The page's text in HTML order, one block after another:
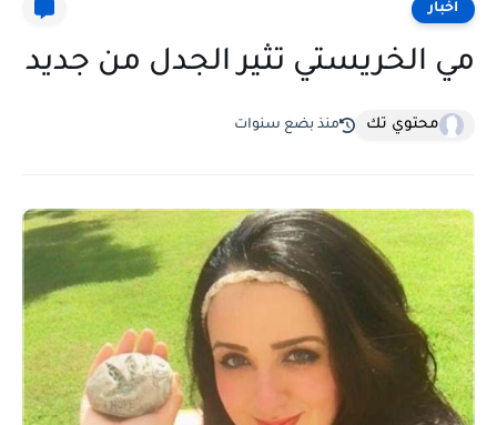
اخبار
مي الخريستي تثير الجدل من جديد
محتوي تك منذ بضع سنوات